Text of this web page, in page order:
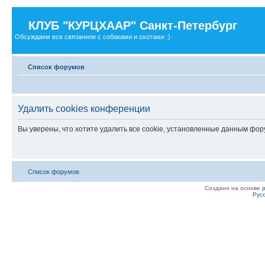
КЛУБ "КУРЦХААР" Санкт-Петербург
Обсуждаем все связанное с собаками и охотами :)
Список форумов
Удалить cookies конференции
Вы уверены, что хотите удалить все cookie, установленные данным
Список форумов
Создано на основе